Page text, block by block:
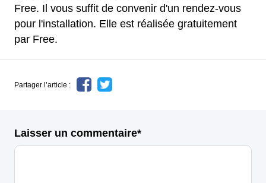
Free. Il vous suffit de convenir d'un rendez-vous
pour l'installation. Elle est réalisée gratuitement
par Free.
Partager l’article :
Laisser un commentaire*